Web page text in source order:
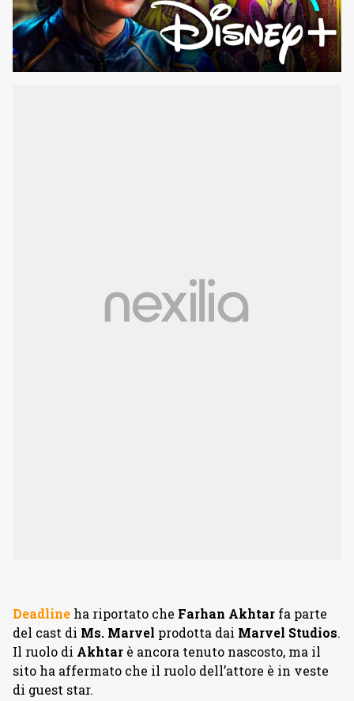
Deadline ha riportato che Farhan Akhtar fa parte
del cast di Ms. Marvel prodotta dai Marvel Studios.
Il ruolo di Akhtar è ancora tenuto nascosto, ma il
sito ha affermato che il ruolo dell’attore è in veste
di guest star.